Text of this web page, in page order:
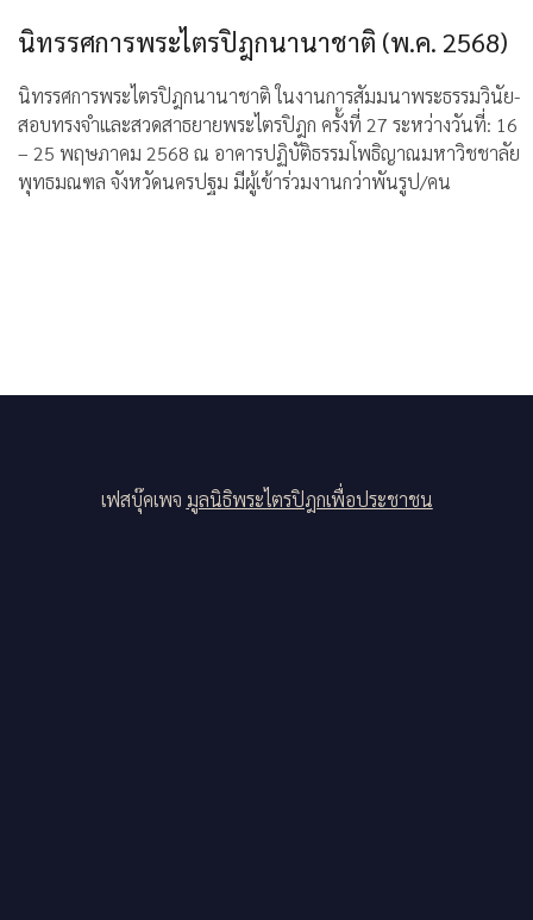
นิทรรศการพระไตรปิฎกนานาชาติ (พ.ค. 2568)
นิทรรศการพระไตรปิฎกนานาชาติ ในงานการสัมมนาพระธรรมวินัย-
สอบทรงจำและสวดสาธยายพระไตรปิฎก ครั้งที่ 27 ระหว่างวันที่: 16
– 25 พฤษภาคม 2568 ณ อาคารปฏิบัติธรรมโพธิญาณมหาวิชชาลัย
พุทธมณฑล จังหวัดนครปฐม มีผู้เข้าร่วมงานกว่าพันรูป/คน
เฟสบุ๊คเพจ มูลนิธิพระไตรปิฎกเพื่อประชาชน